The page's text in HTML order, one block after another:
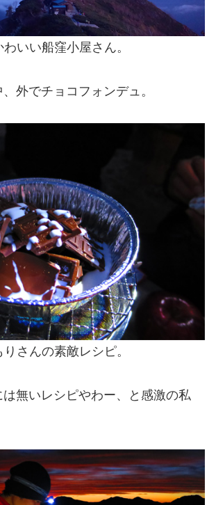
わいい船窪小屋さん。
外でチョコフォンデュ。
りさんの素敵レシピ。
無いレシピやわー、と感激の私